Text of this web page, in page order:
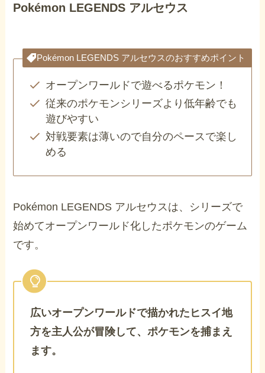
Pokémon LEGENDS アルセウス
Pokémon LEGENDS アルセウスのおすすめポイント
オープンワールドで遊べるポケモン！
従来のポケモンシリーズより低年齢でも
遊びやすい
対戦要素は薄いので自分のペースで楽し
める
Pokémon LEGENDS アルセウスは、シリーズで
始めてオープンワールド化したポケモンのゲーム
です。
広いオープンワールドで描かれたヒスイ地
方を主人公が冒険して、ポケモンを捕まえ
ます。